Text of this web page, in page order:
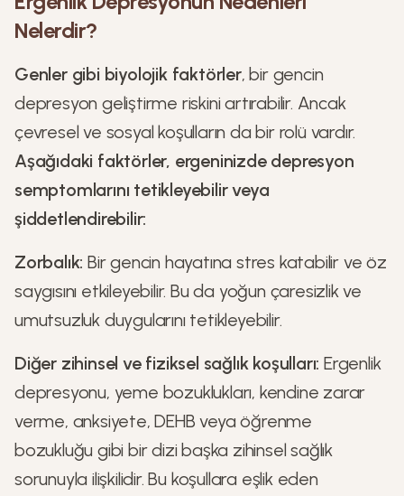
Nelerdir?
Genler gibi biyolojik faktörler, bir gencin
depresyon geliştirme riskini artırabilir. Ancak
çevresel ve sosyal koşulların da bir rolü vardır.
Aşağıdaki faktörler, ergeninizde depresyon
semptomlarını tetikleyebilir veya
şiddetlendirebilir:
Zorbalık: Bir gencin hayatına stres katabilir ve öz
saygısını etkileyebilir. Bu da yoğun çaresizlik ve
umutsuzluk duygularını tetikleyebilir.
Diğer zihinsel ve fiziksel sağlık koşulları: Ergenlik
depresyonu, yeme bozuklukları, kendine zarar
verme, anksiyete, DEHB veya öğrenme
bozukluğu gibi bir dizi başka zihinsel sağlık
sorunuyla ilişkilidir. Bu koşullara eşlik eden